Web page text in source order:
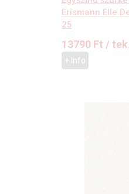
Erismann Elle
25
13790 Ft /
+ Info